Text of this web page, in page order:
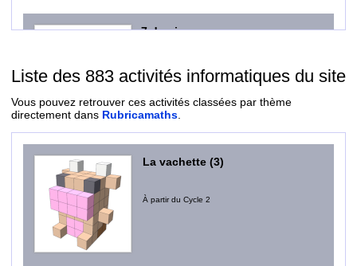
7 de pique
Liste des 883 activités informatiques du site
Vous pouvez retrouver ces activités classées par thème
directement dans Rubricamaths
La vachette (3)
À partir du Cycle 2